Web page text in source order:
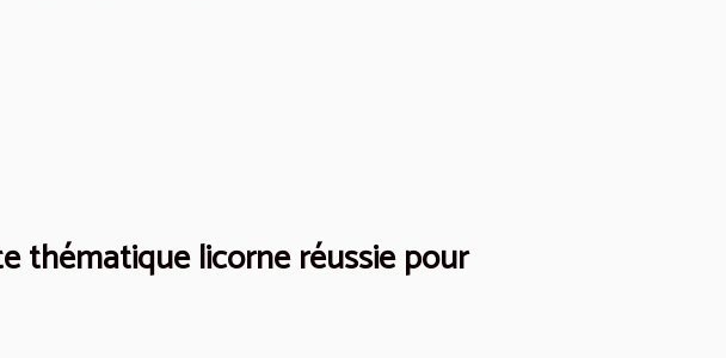
thématique licorne réussie pour